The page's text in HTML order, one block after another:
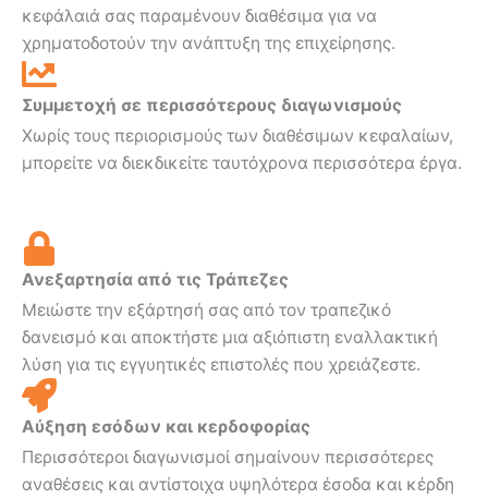
κεφάλαιά σας παραμένουν διαθέσιμα για να
χρηματοδοτούν την ανάπτυξη της επιχείρησης.
Συμμετοχή σε περισσότερους διαγωνισμούς
Χωρίς τους περιορισμούς των διαθέσιμων κεφαλαίων,
μπορείτε να διεκδικείτε ταυτόχρονα περισσότερα έργα.
Ανεξαρτησία από τις Τράπεζες
Μειώστε την εξάρτησή σας από τον τραπεζικό
δανεισμό και αποκτήστε μια αξιόπιστη εναλλακτική
λύση για τις εγγυητικές επιστολές που χρειάζεστε.
Αύξηση εσόδων και κερδοφορίας
Περισσότεροι διαγωνισμοί σημαίνουν περισσότερες
αναθέσεις και αντίστοιχα υψηλότερα έσοδα και κέρδη